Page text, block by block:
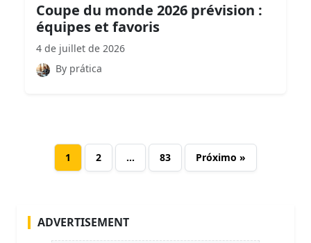
Coupe du monde 2026 prévision :
équipes et favoris
4 de juillet de 2026
By prática
1 2 … 83 Próximo »
ADVERTISEMENT